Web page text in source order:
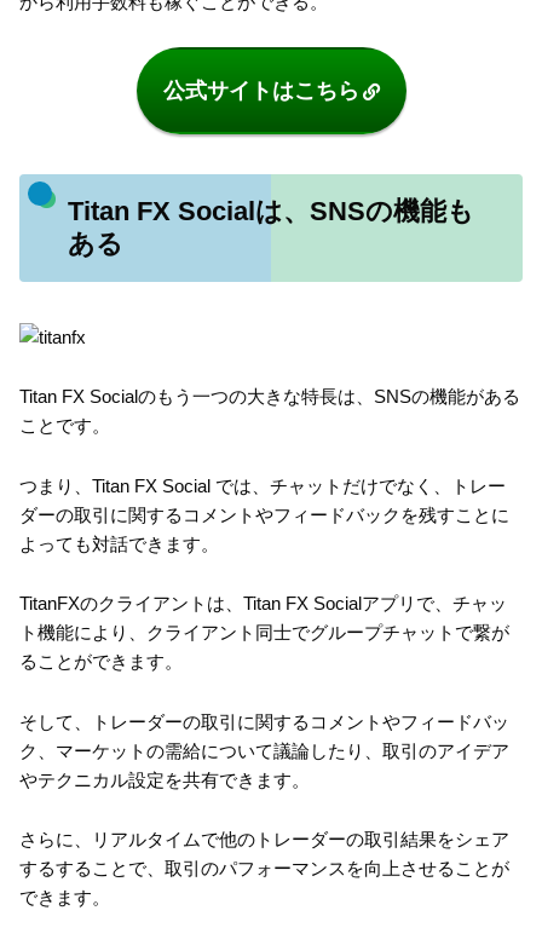
公式サイトはこちら
Titan FX Socialは、SNSの機能も
ある
Titan FX Socialのもう一つの大きな特長は、SNSの機能がある
ことです。
つまり、Titan FX Social では、チャットだけでなく、トレー
ダーの取引に関するコメントやフィードバックを残すことに
よっても対話できます。
TitanFXのクライアントは、Titan FX Socialアプリで、チャッ
ト機能により、クライアント同士でグループチャットで繋が
ることができます。
そして、トレーダーの取引に関するコメントやフィードバッ
ク、マーケットの需給について議論したり、取引のアイデア
やテクニカル設定を共有できます。
さらに、リアルタイムで他のトレーダーの取引結果をシェア
するすることで、取引のパフォーマンスを向上させることが
できます。